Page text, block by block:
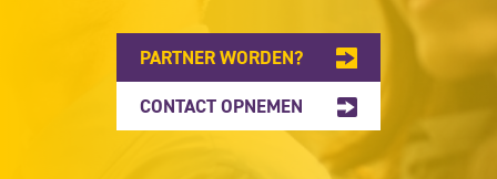
PARTNER WORDEN?
CONTACT OPNEMEN